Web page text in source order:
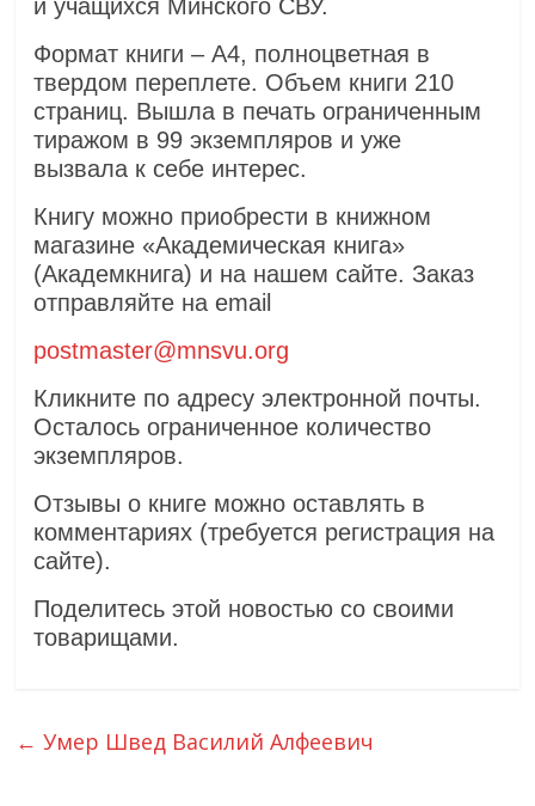
и учащихся Минского СВУ.
Формат книги – А4, полноцветная в
твердом переплете. Объем книги 210
страниц. Вышла в печать ограниченным
тиражом в 99 экземпляров и уже
вызвала к себе интерес.
Книгу можно приобрести в книжном
магазине «Академическая книга»
(Академкнига) и на нашем сайте. Заказ
отправляйте на email
postmaster@mnsvu.org
Кликните по адресу электронной почты.
Осталось ограниченное количество
экземпляров.
Отзывы о книге можно оставлять в
комментариях (требуется регистрация на
сайте).
Поделитесь этой новостью со своими
товарищами.
← Умер Швед Василий Алфеевич